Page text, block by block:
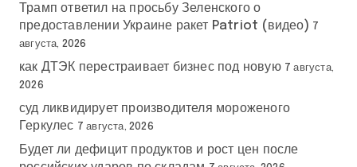
Трамп ответил на просьбу Зеленского о
предоставлении Украине ракет Patriot (видео) 7
августа, 2026
как ДТЭК перестраивает бизнес под новую 7 августа,
2026
суд ликвидирует производителя мороженого
Геркулес 7 августа, 2026
Будет ли дефицит продуктов и рост цен после